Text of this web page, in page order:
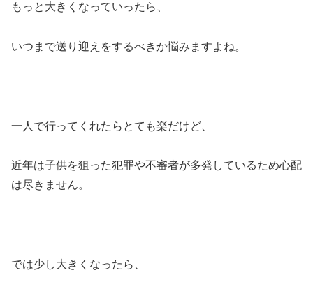
もっと大きくなっていったら、
いつまで送り迎えをするべきか悩みますよね。
一人で行ってくれたらとても楽だけど、
近年は子供を狙った犯罪や不審者が多発しているため心配
は尽きません。
では少し大きくなったら、